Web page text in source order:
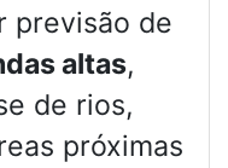
previsão de
altas,
de rios,
próximas